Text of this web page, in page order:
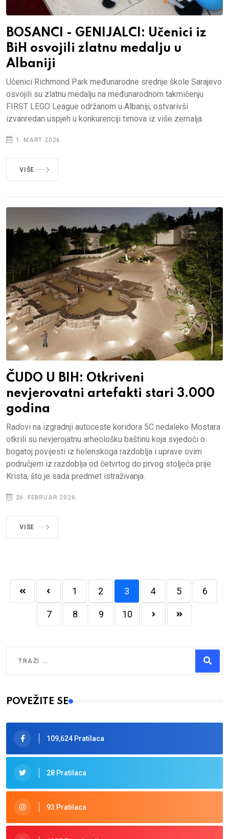
BOSANCI - GENIJALCI: Učenici iz
BiH osvojili zlatnu medalju u
Albaniji
Učenici Richmond Park međunarodne srednje škole Sarajevo
osvojili su zlatnu medalju na međunarodnom takmičenju
FIRST LEGO League održanom u Albaniji, ostvarivši
izvanredan uspjeh u konkurenciji timova iz više zemalja.
1. MART 2026.
VIŠE
ČUDO U BIH: Otkriveni
nevjerovatni artefakti stari 3.000
godina
Radovi na izgradnji autoceste koridora 5C nedaleko Mostara
otkrili su nevjerojatnu arheološku baštinu koja svjedoči o
bogatoj povijesti iz helenskoga razdoblja i uprave ovim
područjem iz razdoblja od četvrtog do prvog stoljeća prije
Krista, što je sada predmet istraživanja.
26. FEBRUAR 2026.
VIŠE
1 2 3 4 5 6
7 8 9 10
Type 2 or more characters for results.
POVEŽITE SE
109,624 Pratilaca
28 Pratilaca
93 Pratilaca